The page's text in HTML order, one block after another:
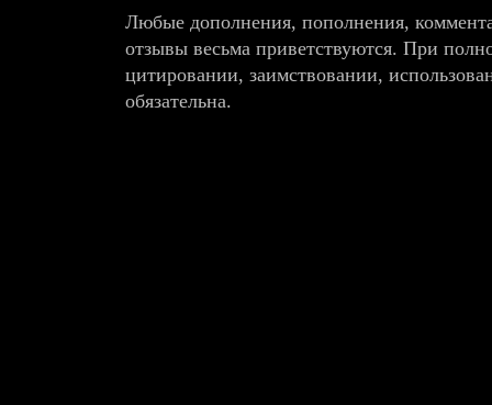
Любые дополнения, пополнения,
отзывы весьма приветствуются. При
цитировании, заимствовании,
обязательна.